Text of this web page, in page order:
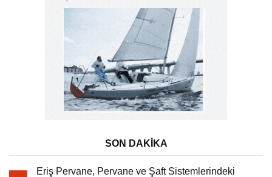
SON DAKİKA
Eriş Pervane, Pervane ve Şaft Sistemlerindeki